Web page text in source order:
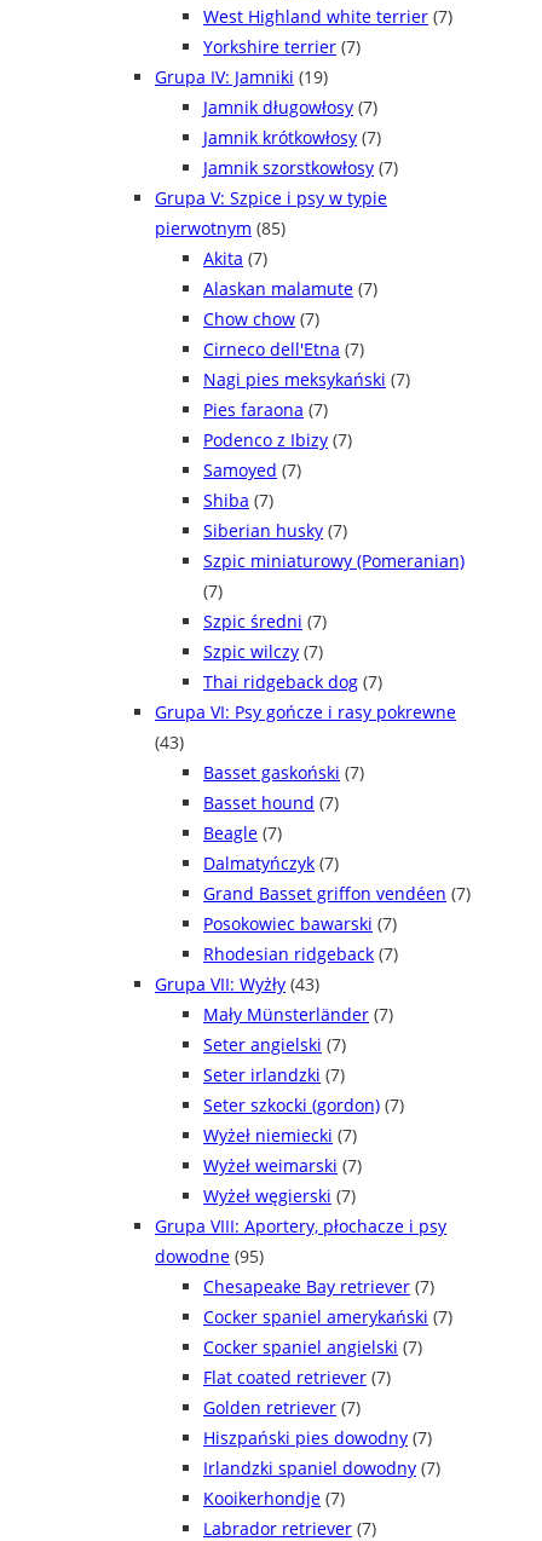
West Highland white terrier (7)
Yorkshire terrier (7)
Grupa IV: Jamniki (19)
Jamnik długowłosy (7)
Jamnik krótkowłosy (7)
Jamnik szorstkowłosy (7)
Grupa V: Szpice i psy w typie
pierwotnym (85)
Akita (7)
Alaskan malamute (7)
Chow chow (7)
Cirneco dell'Etna (7)
Nagi pies meksykański (7)
Pies faraona (7)
Podenco z Ibizy (7)
Samoyed (7)
Shiba (7)
Siberian husky (7)
Szpic miniaturowy (Pomeranian)
(7)
Szpic średni (7)
Szpic wilczy (7)
Thai ridgeback dog (7)
Grupa VI: Psy gończe i rasy pokrewne
(43)
Basset gaskoński (7)
Basset hound (7)
Beagle (7)
Dalmatyńczyk (7)
Grand Basset griffon vendéen (7)
Posokowiec bawarski (7)
Rhodesian ridgeback (7)
Grupa VII: Wyżły (43)
Mały Münsterländer (7)
Seter angielski (7)
Seter irlandzki (7)
Seter szkocki (gordon) (7)
Wyżeł niemiecki (7)
Wyżeł weimarski (7)
Wyżeł węgierski (7)
Grupa VIII: Aportery, płochacze i psy
dowodne (95)
Chesapeake Bay retriever (7)
Cocker spaniel amerykański (7)
Cocker spaniel angielski (7)
Flat coated retriever (7)
Golden retriever (7)
Hiszpański pies dowodny (7)
Irlandzki spaniel dowodny (7)
Kooikerhondje (7)
Labrador retriever (7)